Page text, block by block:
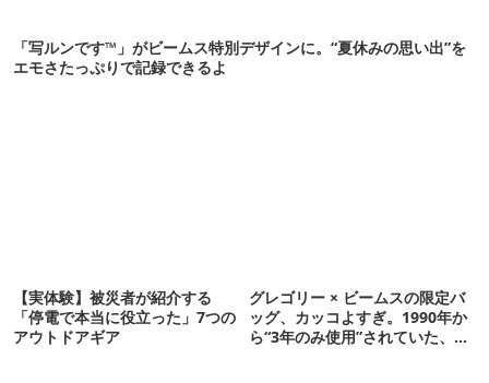
「写ルンです™」がビームス特別デザインに。“夏休みの思い出”を
エモさたっぷりで記録できるよ
【実体験】被災者が紹介する
「停電で本当に役立った」7つの
アウトドアギア
グレゴリー × ビームスの限定バ
ッグ、カッコよすぎ。1990年か
ら“3年のみ使用”されていた、紫